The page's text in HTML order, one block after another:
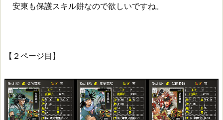
安東も保護スキル餅なので欲しいですね。
【２ページ目】